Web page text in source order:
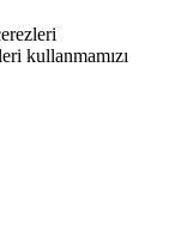
kullanmamızı